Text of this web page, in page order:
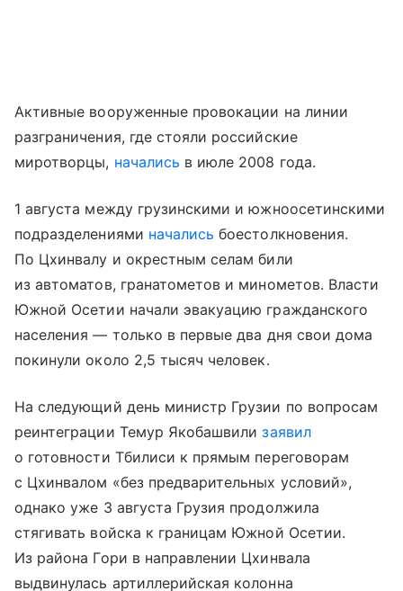
Активные вооруженные провокации на линии
разграничения, где стояли российские
миротворцы, начались в июле 2008 года.
1 августа между грузинскими и южноосетинскими
подразделениями начались боестолкновения.
По Цхинвалу и окрестным селам били
из автоматов, гранатометов и минометов. Власти
Южной Осетии начали эвакуацию гражданского
населения — только в первые два дня свои дома
покинули около 2,5 тысяч человек.
На следующий день министр Грузии по вопросам
реинтеграции Темур Якобашвилизаявил
о готовности Тбилиси к прямым переговорам
с Цхинвалом «без предварительных условий»,
однако уже 3 августа Грузия продолжила
стягивать войска к границам Южной Осетии.
Из района Гори в направлении Цхинвала
выдвинулась артиллерийская колонна